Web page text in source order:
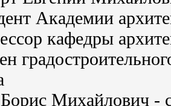
Академии
кафедры
Михайлович -